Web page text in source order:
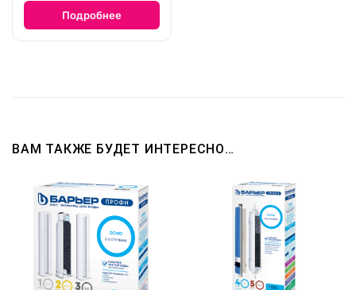
Подробнее
ВАМ ТАКЖЕ БУДЕТ ИНТЕРЕСНО…